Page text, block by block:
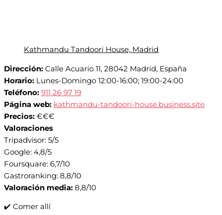
Kathmandu Tandoori House, Madrid
Dirección: Calle Acuario 11, 28042 Madrid, España
Horario: Lunes-Domingo 12:00-16:00; 19:00-24:00
Teléfono: 911 26 97 19
Página web: kathmandu-tandoori-house.business.site
Precios: €€€
Valoraciones
Tripadvisor: 5/5
Google: 4,8/5
Foursquare: 6,7/10
Gastroranking: 8,8/10
Valoración media: 8,8/10
✔️ Comer allí